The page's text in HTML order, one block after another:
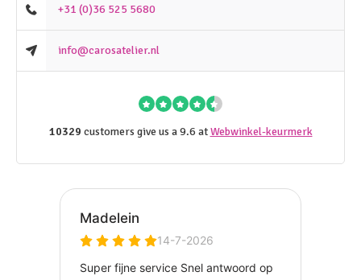
+31 (0)36 525 5680
info@carosatelier.nl
10329 customers give us a 9.6 atWebwinkel-keurmerk